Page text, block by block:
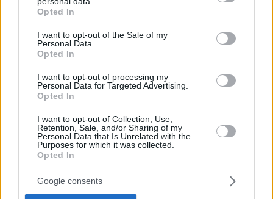
grant or deny consent to Google and its third-party tags to
use your data for below specified purposes in below Google
consent section.
Opted In
I want to opt-out of the Sale of my
Personal Data.
Opted In
I want to opt-out of processing my
Personal Data for Targeted Advertising.
Opted In
I want to opt-out of Collection, Use,
Retention, Sale, and/or Sharing of my
Personal Data that Is Unrelated with the
Purposes for which it was collected.
Opted In
Google consents
Η Λίλα Μπακλέση έφερε στον κόσμο το πρώτο
της παιδί, δείτε την ανάρτηση του συντρόφου της
€50 δισ. την ερχόμενη δεκαετία
07.08.2026, 20:16 274